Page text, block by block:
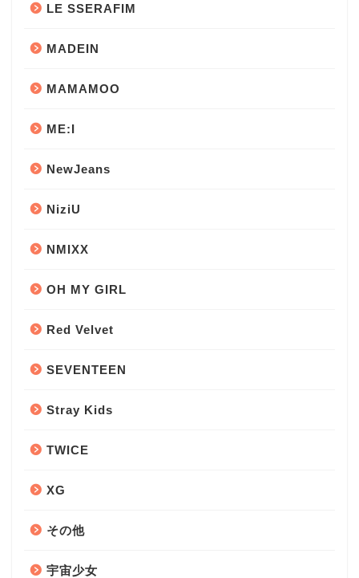
LE SSERAFIM
MADEIN
MAMAMOO
ME:I
NewJeans
NiziU
NMIXX
OH MY GIRL
Red Velvet
SEVENTEEN
Stray Kids
TWICE
XG
その他
宇宙少女